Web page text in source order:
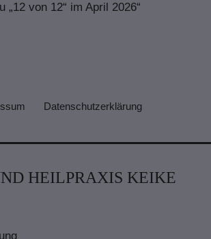
„12 von 12“ im April 2026“
Datenschutzerklärung
HEILPRAXIS KEIKE